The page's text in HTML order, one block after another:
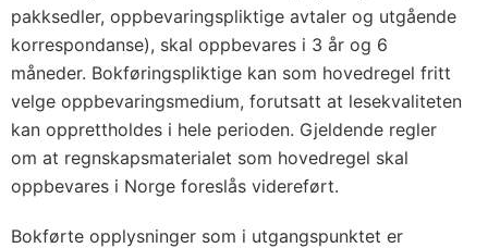
pakksedler, oppbevaringspliktige avtaler og utgående
korrespondanse), skal oppbevares i 3 år og 6
måneder. Bokføringspliktige kan som hovedregel fritt
velge oppbevaringsmedium, forutsatt at lesekvaliteten
kan opprettholdes i hele perioden. Gjeldende regler
om at regnskapsmaterialet som hovedregel skal
oppbevares i Norge foreslås videreført.
Bokførte opplysninger som i utgangspunktet er